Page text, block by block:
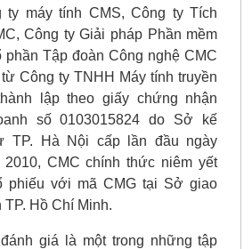
ty máy tính CMS, Công ty Tích
Công ty Giải pháp Phần mềm
phần Tập đoàn Công nghệ CMC
Công ty TNHH Máy tính truyền
lập theo giấy chứng nhận
số 0103015824 do Sở kế
TP. Hà Nội cấp lần đầu ngày
2010, CMC chính thức niêm yết
phiếu với mã CMG tại Sở giao
Hồ Chí Minh.
giá là một trong những tập